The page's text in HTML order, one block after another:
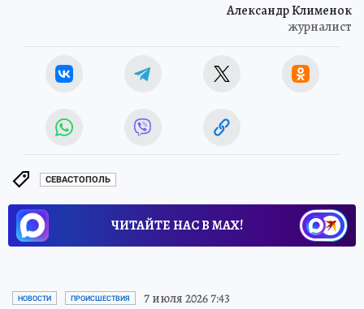
Александр Клименок
журналист
СЕВАСТОПОЛЬ
ЧИТАЙТЕ НАС В МАХ!
НОВОСТИ ПРОИСШЕСТВИЯ 7 июля 2026 7:43